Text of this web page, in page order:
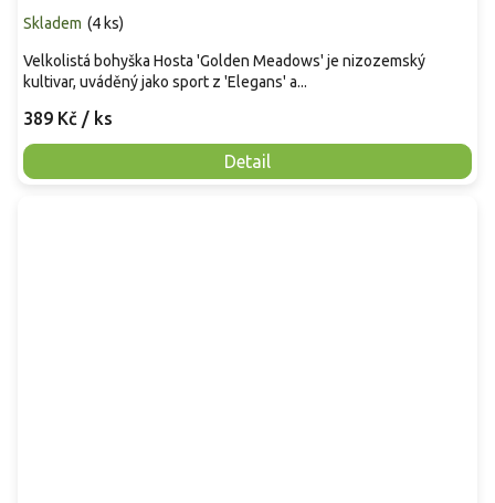
Skladem (4 ks)
389 Kč / ks
Detail
Velkolistá bohyška Hosta 'Golden Meadows' je nizozemský
kultivar, uváděný jako sport z 'Elegans' a...